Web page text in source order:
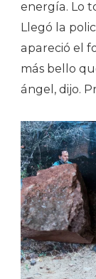
energía. Lo
Llegó la
apareció el
más bello
ángel, dijo.